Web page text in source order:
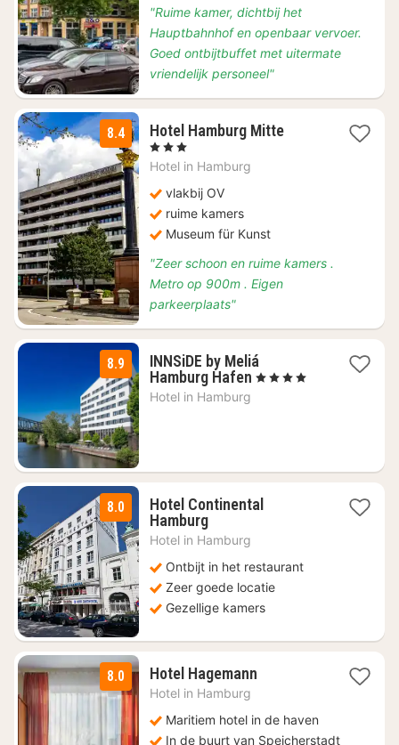
"Ruime kamer, dichtbij het
Hauptbahnhof en openbaar vervoer.
Goed ontbijtbuffet met uitermate
vriendelijk personeel"
8.4 Hotel Hamburg Mitte1
, 3 Sterren
Hotel in Hamburg
vlakbij OV
ruime kamers
Museum für Kunst
"Zeer schoon en ruime kamers .
Metro op 900m . Eigen
parkeerplaats"
8.9
INNSiDE by Meliá
Hamburg Hafen 1
, 4 Sterren
Hotel in Hamburg
8.0
Hotel Continental
Hamburg1
nacht
vanaf
€
84,60
Hotel in Hamburg
Ontbijt in het restaurant
Zeer goede locatie
Gezellige kamers
8.0 Hotel Hagemann1
€
71,10
Hotel in Hamburg
Maritiem hotel in de haven
In de buurt van Speicherstadt